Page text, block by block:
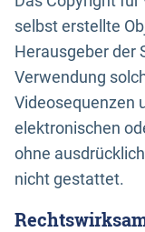
selbst erstellte
Herausgeber der
Verwendung
Videosequenzen
elektronischen
ohne
nicht gestattet.